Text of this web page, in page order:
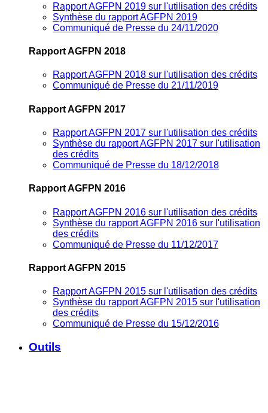
Rapport AGFPN 2019 sur l'utilisation des crédits
Synthèse du rapport AGFPN 2019
Communiqué de Presse du 24/11/2020
Rapport AGFPN 2018
Rapport AGFPN 2018 sur l'utilisation des crédits
Communiqué de Presse du 21/11/2019
Rapport AGFPN 2017
Rapport AGFPN 2017 sur l'utilisation des crédits
Synthèse du rapport AGFPN 2017 sur l'utilisation
des crédits
Communiqué de Presse du 18/12/2018
Rapport AGFPN 2016
Rapport AGFPN 2016 sur l'utilisation des crédits
Synthèse du rapport AGFPN 2016 sur l'utilisation
des crédits
Communiqué de Presse du 11/12/2017
Rapport AGFPN 2015
Rapport AGFPN 2015 sur l'utilisation des crédits
Synthèse du rapport AGFPN 2015 sur l'utilisation
des crédits
Communiqué de Presse du 15/12/2016
Outils